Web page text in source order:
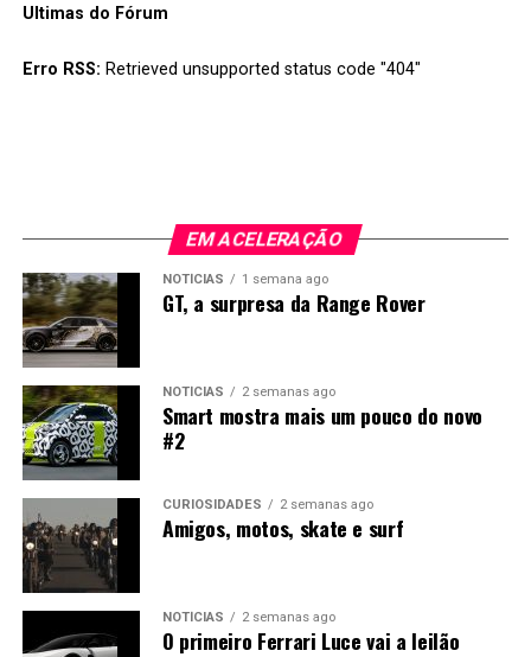
primeiro ano parece que tal será conseguido sem grande
Ultimas do Fórum
Erro RSS: Retrieved unsupported status code "404"
EM ACELERAÇÃO
NOTÍCIAS 1 semana ago
GT, a surpresa da Range Rover
NOTÍCIAS 2 semanas ago
Smart mostra mais um pouco do novo
#2
CURIOSIDADES 2 semanas ago
Amigos, motos, skate e surf
NOTÍCIAS 2 semanas ago
O primeiro Ferrari Luce vai a leilão